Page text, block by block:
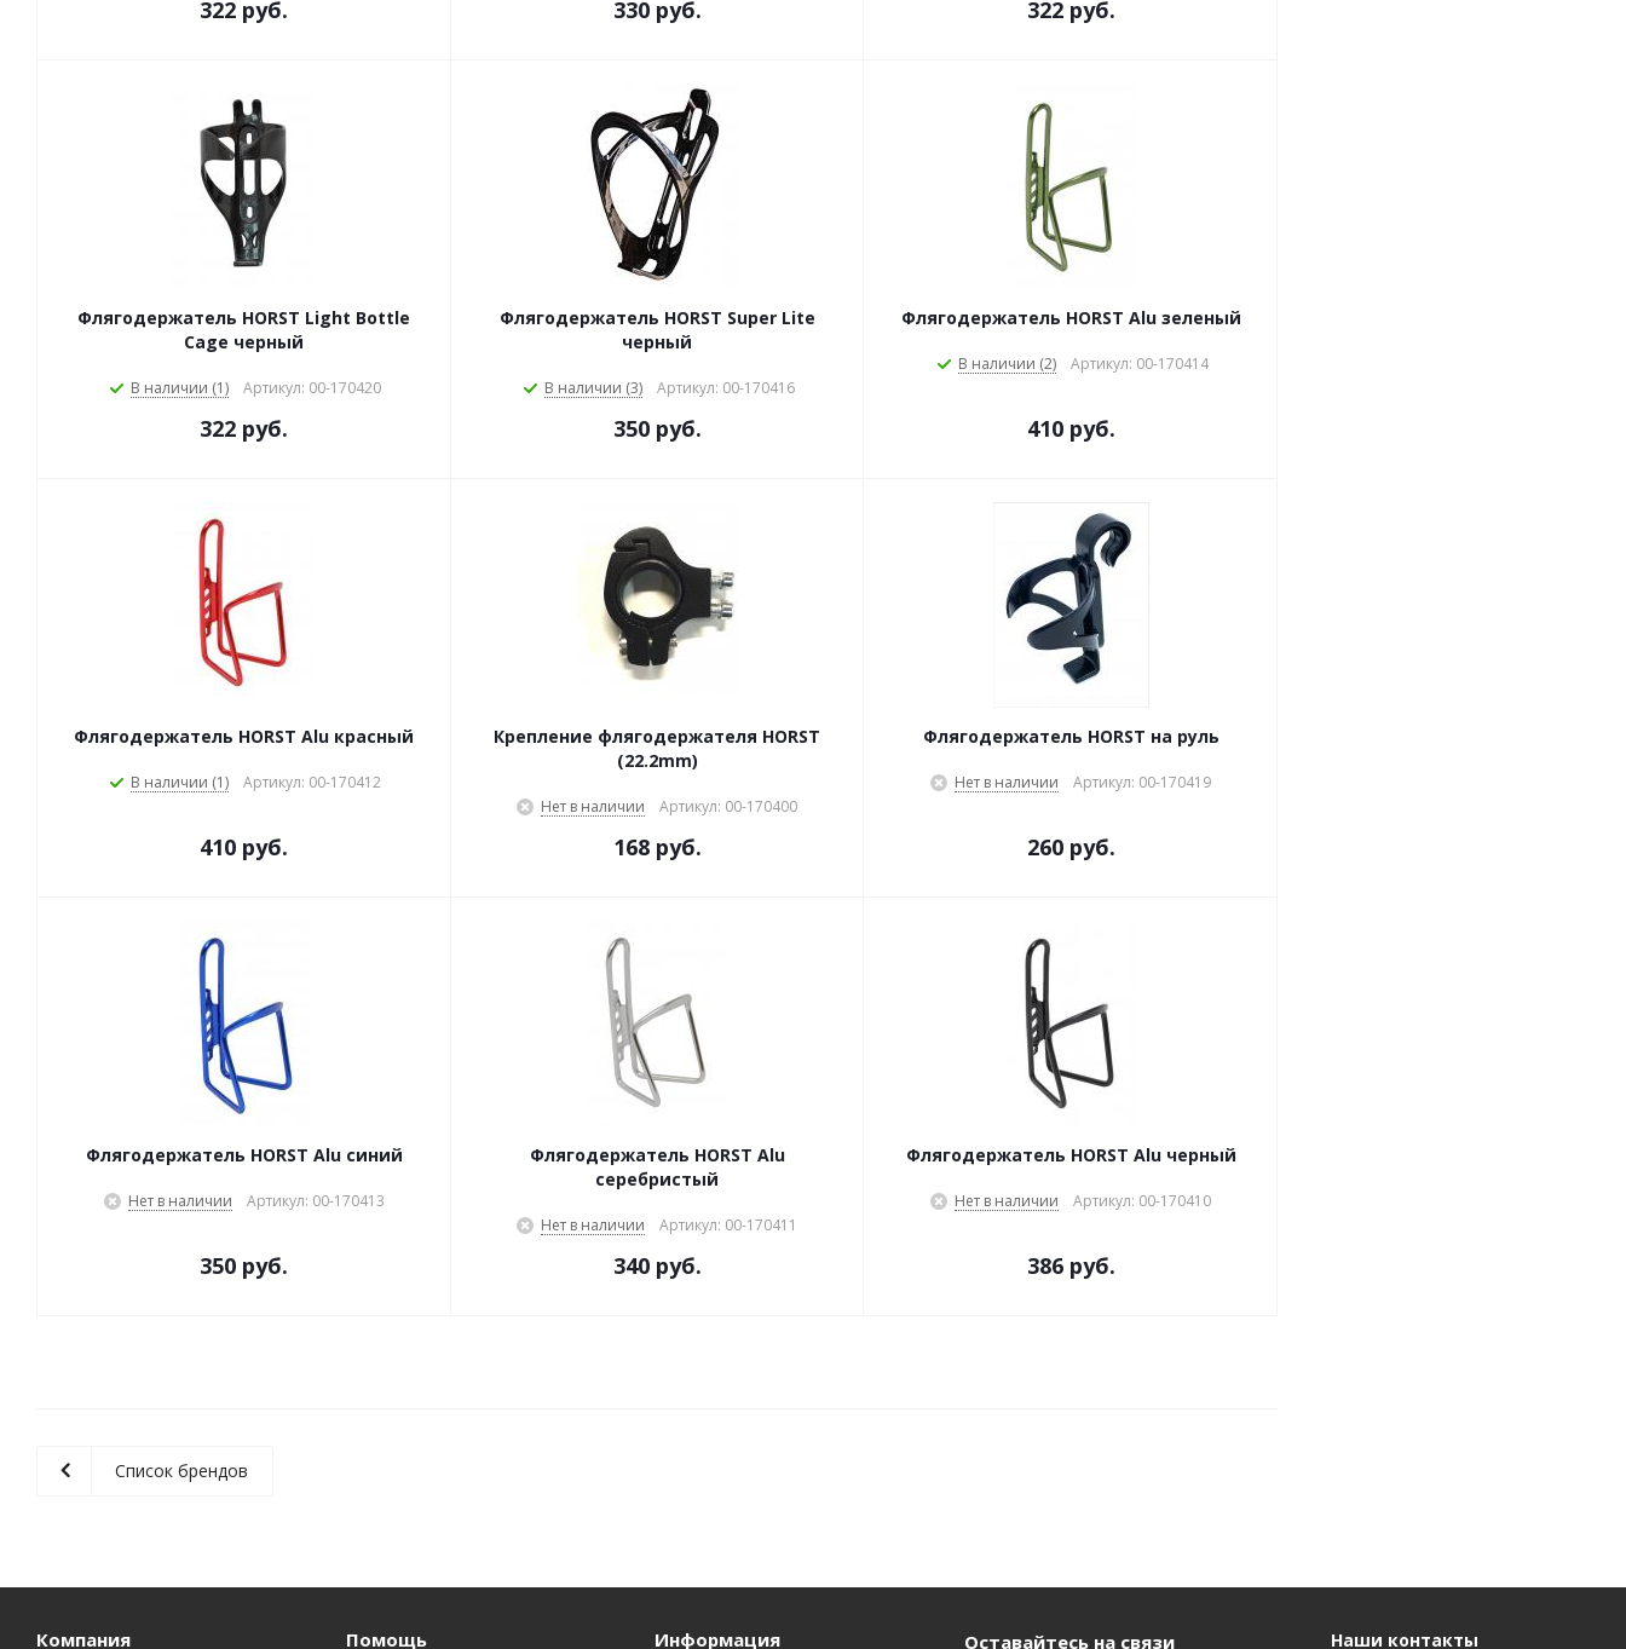
322 руб. 330 руб. 322 руб.
Флягодержатель HORST Light Bottle
Cage черный
В наличии (1) Артикул: 00-170420
322 руб.
Флягодержатель HORST Super Lite
черный
В наличии (3) Артикул: 00-170416
350 руб.
Флягодержатель HORST Alu зеленый
В наличии (2) Артикул: 00-170414
410 руб.
Флягодержатель HORST Alu красный
В наличии (1) Артикул: 00-170412
410 руб.
Крепление флягодержателя HORST
(22.2mm)
Нет в наличии Артикул: 00-170400
168 руб.
Флягодержатель HORST на руль
Нет в наличии Артикул: 00-170419
260 руб.
Флягодержатель HORST Alu синий
Нет в наличии Артикул: 00-170413
350 руб.
Флягодержатель HORST Alu
серебристый
Нет в наличии Артикул: 00-170411
340 руб.
Флягодержатель HORST Alu черный
Нет в наличии Артикул: 00-170410
386 руб.
Список брендов
Компания Помощь Информация Оставайтесь на связи Наши контакты